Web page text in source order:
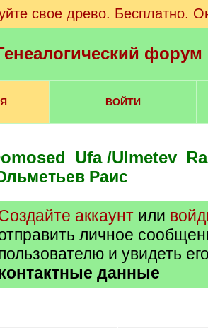
свое древо. Бесплатно.
ВОЙТИ
/
Юльметьев Раис
аккаунт или
личное
и увидеть
данные